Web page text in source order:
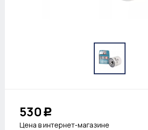
530 Р
Цена в интернет-магазине